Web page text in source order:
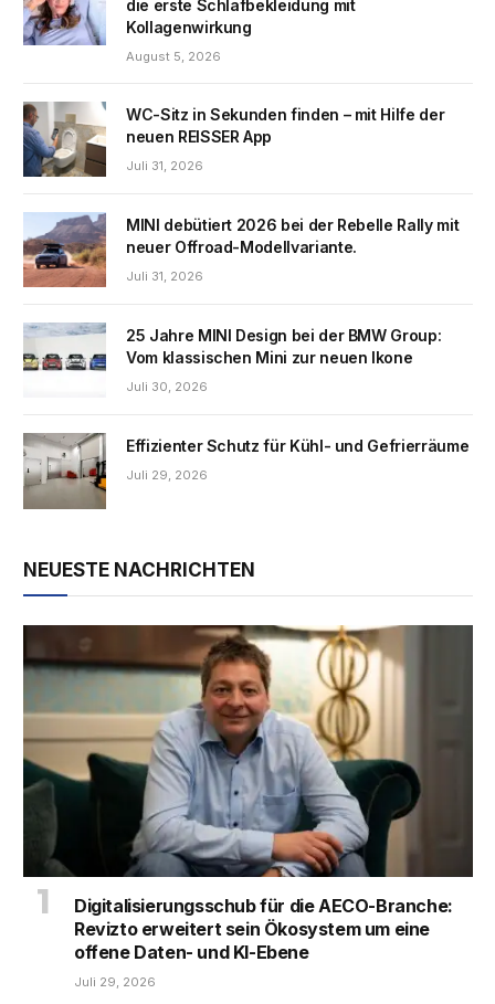
die erste Schlafbekleidung mit
Kollagenwirkung
August 5, 2026
WC-Sitz in Sekunden finden – mit Hilfe der
neuen REISSER App
Juli 31, 2026
MINI debütiert 2026 bei der Rebelle Rally mit
neuer Offroad-Modellvariante.
Juli 31, 2026
25 Jahre MINI Design bei der BMW Group:
Vom klassischen Mini zur neuen Ikone
Juli 30, 2026
Effizienter Schutz für Kühl- und Gefrierräume
Juli 29, 2026
NEUESTE NACHRICHTEN
Digitalisierungsschub für die AECO-Branche:
Revizto erweitert sein Ökosystem um eine
offene Daten- und KI-Ebene
Juli 29, 2026